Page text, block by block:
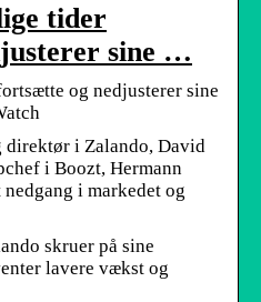
tider
sine …
og nedjusterer sine
i Zalando, David
i Boozt, Hermann
i markedet og
skruer på sine
lavere vækst og